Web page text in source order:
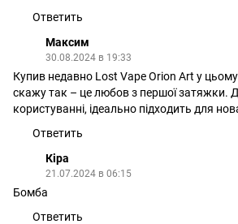
Ответить
Максим
30.08.2024 в 19:33
Купив недавно Lost Vape Orion Art у цьому
скажу так – це любов з першої затяжки.
користуванні, ідеально підходить для
Ответить
Кіра
21.07.2024 в 06:15
Бомба
Ответить